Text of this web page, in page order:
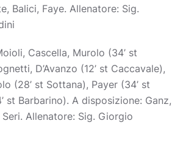
Balici, Faye. Allenatore: Sig.
Cascella, Murolo (34’ st
D’Avanzo (12’ st Caccavale),
(28’ st Sottana), Payer (34’ st
st Barbarino). A disposizione: Ganz,
Seri. Allenatore: Sig. Giorgio